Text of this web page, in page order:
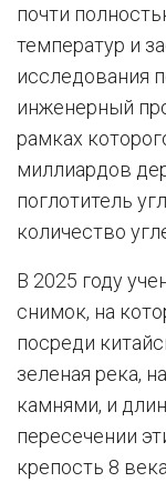
почти
температур и
исследования
инженерный
рамках
миллиардов
поглотитель
количество
В 2025 году
снимок, на
посреди
зеленая река,
камнями, и
пересечении
крепость 8